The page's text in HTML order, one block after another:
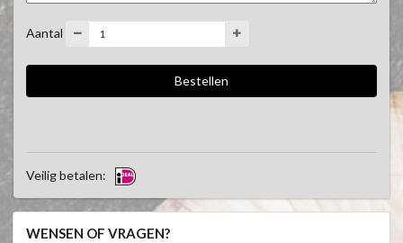
Aantal
Veilig betalen:
WENSEN OF VRAGEN?